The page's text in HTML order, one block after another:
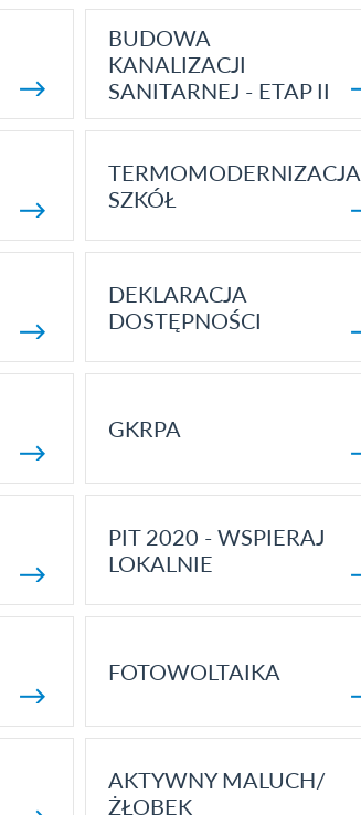
BUDOWA
KANALIZACJI
SANITARNEJ - ETAP II
TERMOMODERNIZACJA
SZKÓŁ
DEKLARACJA
DOSTĘPNOŚCI
GKRPA
PIT 2020 - WSPIERAJ
LOKALNIE
FOTOWOLTAIKA
AKTYWNY MALUCH/
ŻŁOBEK